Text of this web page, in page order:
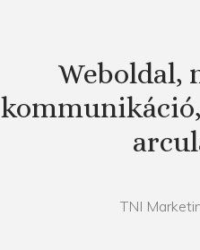
Weboldal,
TNI